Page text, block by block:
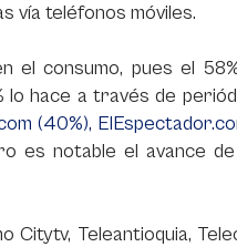
vía teléfonos móviles.
el consumo, pues el
hace a través de
(40%),
es notable el avance de
Citytv, Teleantioquia,